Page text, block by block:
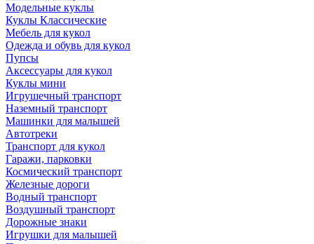
Модельные куклы
Куклы Классические
Мебель для кукол
Одежда и обувь для кукол
Пупсы
Аксессуары для кукол
Куклы мини
Игрушечный транспорт
Наземный транспорт
Машинки для малышей
Автотреки
Транспорт для кукол
Гаражи, парковки
Космический транспорт
Железные дороги
Водный транспорт
Воздушный транспорт
Дорожные знаки
Игрушки для малышей